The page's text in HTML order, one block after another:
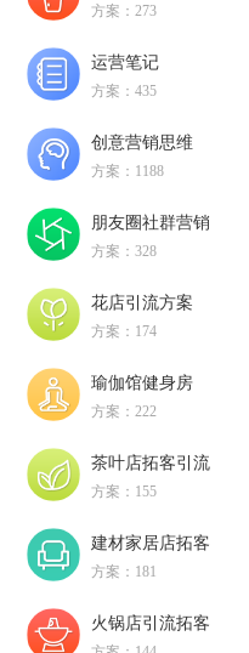
方案：273
运营笔记
方案：435
创意营销思维
方案：1188
朋友圈社群营销
方案：328
花店引流方案
方案：174
瑜伽馆健身房
方案：222
茶叶店拓客引流
方案：155
建材家居店拓客
方案：181
火锅店引流拓客